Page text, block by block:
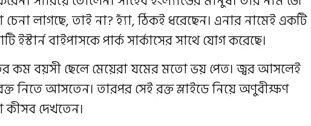
লাগছে, তাই না? হ্যাঁ, ঠিকই ধরেছেন। এনার নামেই একটি
ইস্টার্ন বাইপাসকে পার্ক সার্কাসের সাথে যোগ করেছে।
কম বয়সী ছেলে মেয়েরা যমের মতো ভয় পেত। জ্বর আসলেই
নিতে আসতেন। তারপর সেই রক্ত স্লাইডে নিয়ে অণুবীক্ষণ
কীসব দেখতেন।